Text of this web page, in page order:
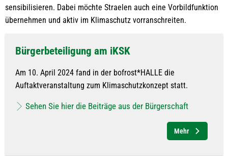
sensibilisieren. Dabei möchte Straelen auch eine Vorbildfunktion
übernehmen und aktiv im Klimaschutz vorranschreiten.
Bürgerbeteiligung am iKSK
Am 10. April 2024 fand in der bofrost*HALLE die
Auftaktveranstaltung zum Klimaschutzkonzept statt.
Sehen Sie hier die Beiträge aus der Bürgerschaft
Mehr